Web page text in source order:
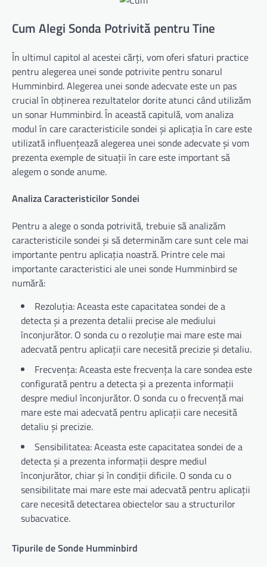
Cum Alegi Sonda Potrivită pentru Tine
În ultimul capitol al acestei cărți, vom oferi sfaturi practice
pentru alegerea unei sonde potrivite pentru sonarul
Humminbird. Alegerea unei sonde adecvate este un pas
crucial în obținerea rezultatelor dorite atunci când utilizăm
un sonar Humminbird. În această capitulă, vom analiza
modul în care caracteristicile sondei și aplicația în care este
utilizată influențează alegerea unei sonde adecvate și vom
prezenta exemple de situații în care este important să
alegem o sonde anume.
Analiza Caracteristicilor Sondei
Pentru a alege o sonda potrivită, trebuie să analizăm
caracteristicile sondei și să determinăm care sunt cele mai
importante pentru aplicația noastră. Printre cele mai
importante caracteristici ale unei sonde Humminbird se
numără:
Rezoluția: Aceasta este capacitatea sondei de a
detecta și a prezenta detalii precise ale mediului
înconjurător. O sonda cu o rezoluție mai mare este mai
adecvată pentru aplicații care necesită precizie și detaliu.
Frecvența: Aceasta este frecvența la care sondea este
configurată pentru a detecta și a prezenta informații
despre mediul înconjurător. O sonda cu o frecvență mai
mare este mai adecvată pentru aplicații care necesită
detaliu și precizie.
Sensibilitatea: Aceasta este capacitatea sondei de a
detecta și a prezenta informații despre mediul
înconjurător, chiar și în condiții dificile. O sonda cu o
sensibilitate mai mare este mai adecvată pentru aplicații
care necesită detectarea obiectelor sau a structurilor
subacvatice.
Tipurile de Sonde Humminbird